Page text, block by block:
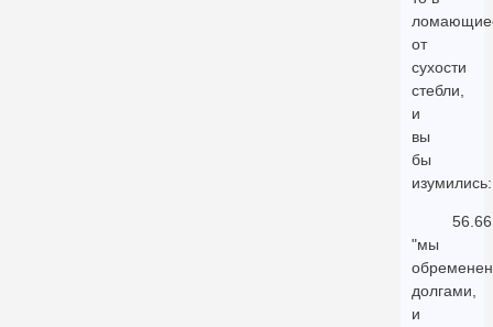
от
сухости
стебли,
и
вы
бы
изумились:
56.66
"мы
долгами,
и